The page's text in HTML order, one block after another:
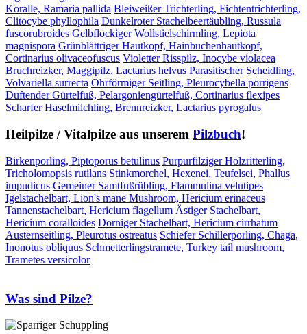
Koralle, Ramaria pallida Bleiweißer Trichterling, Fichtentrichterling,
Clitocybe phyllophila Dunkelroter Stachelbeertäubling, Russula
fuscorubroides Gelbflockiger Wollstielschirmling, Lepiota
magnispora Grünblättriger Hautkopf, Hainbuchenhautkopf,
Cortinarius olivaceofuscus Violetter Risspilz, Inocybe violacea
Bruchreizker, Maggipilz, Lactarius helvus Parasitischer Scheidling,
Volvariella surrecta Ohrförmiger Seitling, Pleurocybella porrigens
Duftender Gürtelfuß, Pelargoniengürtelfuß, Cortinarius flexipes
Scharfer Haselmilchling, Brennreizker, Lactarius pyrogalus
Heilpilze / Vitalpilze aus unserem Pilzbuch!
Birkenporling, Piptoporus betulinus Purpurfilziger Holzritterling,
Tricholomopsis rutilans Stinkmorchel, Hexenei, Teufelsei, Phallus
impudicus Gemeiner Samtfußrübling, Flammulina velutipes
Igelstachelbart, Lion's mane Mushroom, Hericium erinaceus
Tannenstachelbart, Hericium flagellum Ästiger Stachelbart,
Hericium coralloides Dorniger Stachelbart, Hericium cirrhatum
Austernseitling, Pleurotus ostreatus Schiefer Schillerporling, Chaga,
Inonotus obliquus Schmetterlingstramete, Turkey tail mushroom,
Trametes versicolor
Was sind Pilze?